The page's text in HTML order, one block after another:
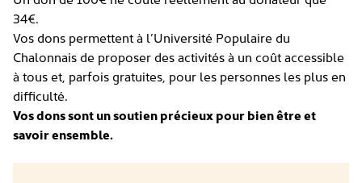
34€.
Vos dons permettent à l’Université Populaire du
Chalonnais de proposer des activités à un coût accessible
à tous et, parfois gratuites, pour les personnes les plus en
difficulté.
Vos dons sont un soutien précieux pour bien être et
savoir ensemble.